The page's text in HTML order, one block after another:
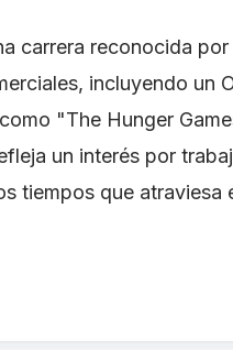
carrera reconocida
incluyendo un
"The Hunger
un interés por
tiempos que atraviesa